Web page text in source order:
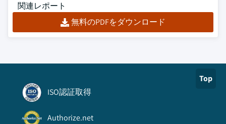
関連レポート
無料のPDFをダウンロード
Top
ISO認証取得
Authorize.net